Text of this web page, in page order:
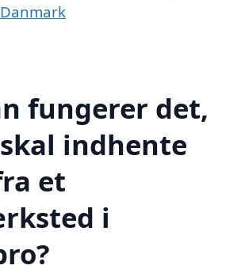
fungerer det,
indhente
et
i